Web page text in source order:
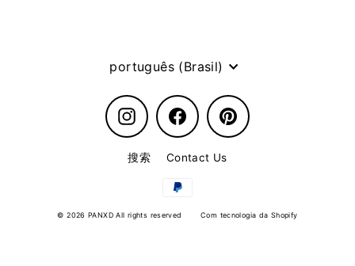
Idioma
português (Brasil)
Instagram Facebook Pinterest
搜索 Contact Us
© 2026 PANXD All rights reserved Com tecnologia da Shopify